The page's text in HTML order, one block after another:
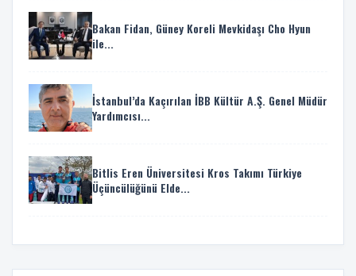
Bakan Fidan, Güney Koreli Mevkidaşı Cho Hyun
ile...
İstanbul’da Kaçırılan İBB Kültür A.Ş. Genel Müdür
Yardımcısı...
Bitlis Eren Üniversitesi Kros Takımı Türkiye
Üçüncülüğünü Elde...